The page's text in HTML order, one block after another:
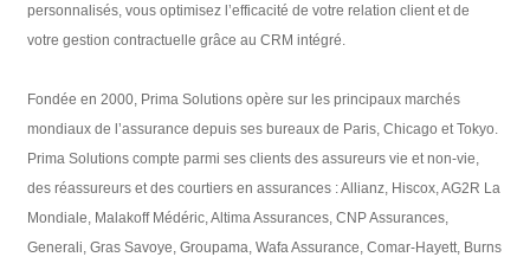
personnalisés, vous optimisez l’efficacité de votre relation client et de
votre gestion contractuelle grâce au CRM intégré.
Fondée en 2000, Prima Solutions opère sur les principaux marchés
mondiaux de l’assurance depuis ses bureaux de Paris, Chicago et Tokyo.
Prima Solutions compte parmi ses clients des assureurs vie et non-vie,
des réassureurs et des courtiers en assurances : Allianz, Hiscox, AG2R La
Mondiale, Malakoff Médéric, Altima Assurances, CNP Assurances,
Generali, Gras Savoye, Groupama, Wafa Assurance, Comar-Hayett, Burns